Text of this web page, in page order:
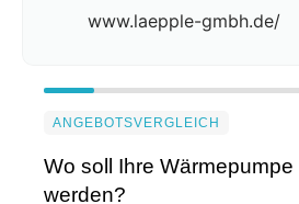
www.laepple-gmbh.de/
ANGEBOTSVERGLEICH
Wo soll Ihre Wärmepumpe
werden?